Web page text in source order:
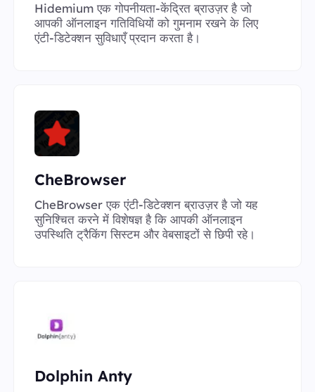
Hidemium एक गोपनीयता-केंद्रित ब्राउज़र है जो
आपकी ऑनलाइन गतिविधियों को गुमनाम रखने के लिए
एंटी-डिटेक्शन सुविधाएँ प्रदान करता है।
CheBrowser
CheBrowser एक एंटी-डिटेक्शन ब्राउज़र है जो यह
सुनिश्चित करने में विशेषज्ञ है कि आपकी ऑनलाइन
उपस्थिति ट्रैकिंग सिस्टम और वेबसाइटों से छिपी रहे।
Dolphin Anty